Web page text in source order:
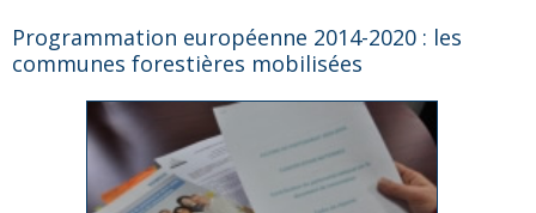
Programmation européenne 2014-2020 : les
communes forestières mobilisées